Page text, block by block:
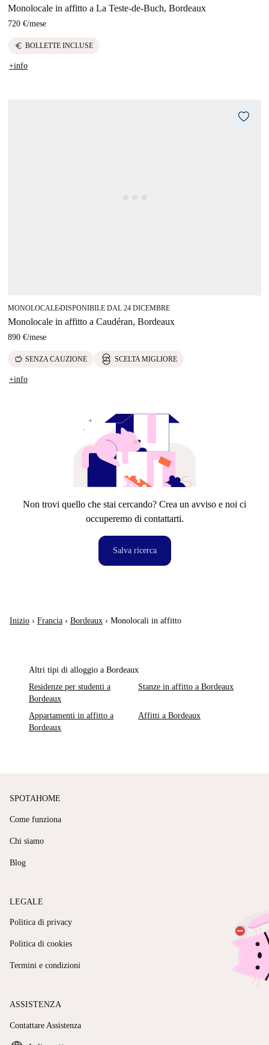
Monolocale in affitto a La Teste-de-Buch, Bordeaux
720 €/mese
euro BOLLETTE INCLUSE
+info
MONOLOCALE■DISPONIBILE DAL 24 DICEMBRE
Monolocale in affitto a Caudéran, Bordeaux
890 €/mese
savings SENZA CAUZIONE SCELTA MIGLIORE
+info
Non trovi quello che stai cercando? Crea un avviso e noi ci
occuperemo di contattarti.
Salva ricerca
Inizio › Francia › Bordeaux › Monolocali in affitto
Altri tipi di alloggio a Bordeaux
Residenze per studenti a
Bordeaux
Stanze in affitto a Bordeaux
Appartamenti in affitto a
Bordeaux
Affitti a Bordeaux
SPOTAHOME
Come funziona
Chi siamo
Blog
LEGALE
Politica di privacy
Politica di cookies
Termini e condizioni
ASSISTENZA
Contattare Assistenza